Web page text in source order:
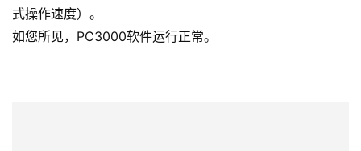
式操作速度）。
如您所见，PC3000软件运行正常。